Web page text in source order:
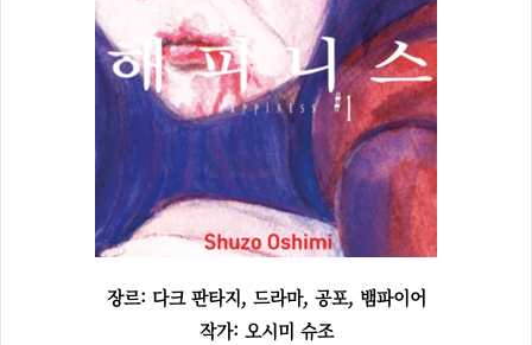
장르: 다크 판타지, 드라마, 공포, 뱀파이어
작가: 오시미 슈조